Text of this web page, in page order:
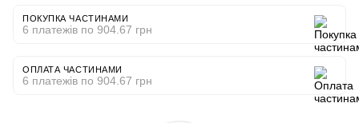
ПОКУПКА ЧАСТИНАМИ
6 платежів по 904.67 грн
ОПЛАТА ЧАСТИНАМИ
6 платежів по 904.67 грн